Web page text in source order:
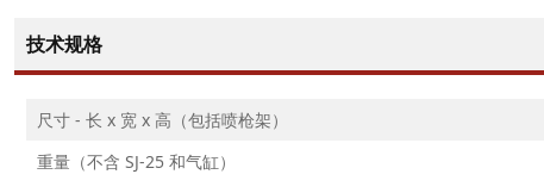
技术规格
尺寸 - 长 x 宽 x 高（包括喷枪架）
重量（不含 SJ-25 和气缸）